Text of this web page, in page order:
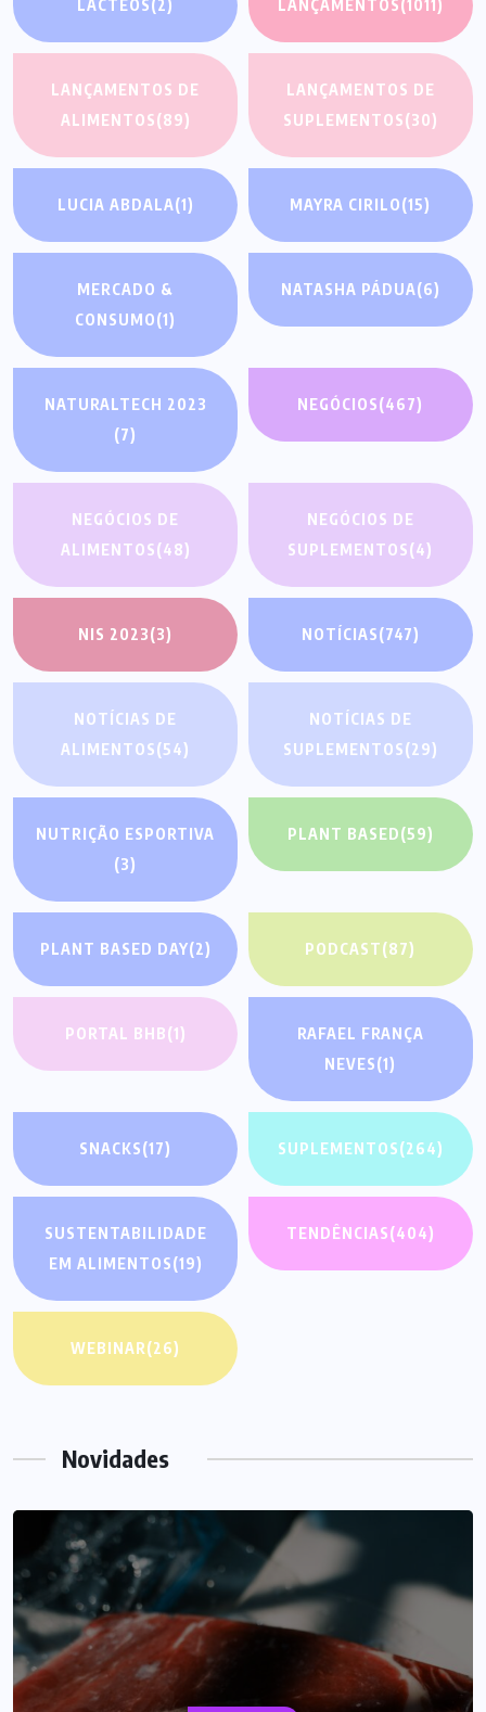
LÁCTEOS(2) LANÇAMENTOS(1011)
LANÇAMENTOS DE
ALIMENTOS(89)
LANÇAMENTOS DE
SUPLEMENTOS(30)
LUCIA ABDALA(1) MAYRA CIRILO(15)
MERCADO &
CONSUMO(1)
NATASHA PÁDUA(6)
NATURALTECH 2023
(7)
NEGÓCIOS(467)
NEGÓCIOS DE
ALIMENTOS(48)
NEGÓCIOS DE
SUPLEMENTOS(4)
NIS 2023(3) NOTÍCIAS(747)
NOTÍCIAS DE
ALIMENTOS(54)
NOTÍCIAS DE
SUPLEMENTOS(29)
NUTRIÇÃO ESPORTIVA
(3)
PLANT BASED(59)
PLANT BASED DAY(2) PODCAST(87)
PORTAL BHB(1)
RAFAEL FRANÇA
NEVES(1)
SNACKS(17) SUPLEMENTOS(264)
SUSTENTABILIDADE
EM ALIMENTOS(19)
TENDÊNCIAS(404)
WEBINAR(26)
Novidades